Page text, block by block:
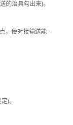
的治具勾出来)。
，使对接输送能一
)。